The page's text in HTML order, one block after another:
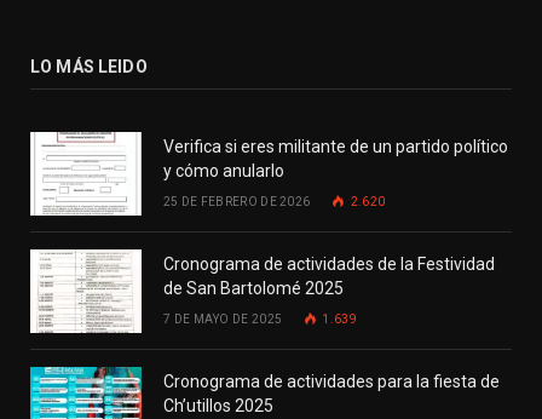
LO MÁS LEIDO
Verifica si eres militante de un partido político
y cómo anularlo
25 DE FEBRERO DE 2026 2.620
Cronograma de actividades de la Festividad
de San Bartolomé 2025
7 DE MAYO DE 2025 1.639
Cronograma de actividades para la fiesta de
Ch’utillos 2025